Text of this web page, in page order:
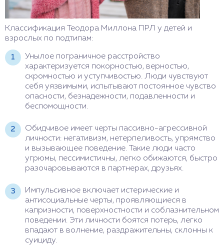
Классификация Теодора Миллона ПРЛ у детей и
взрослых по подтипам:
Унылое пограничное расстройство
характеризуется покорностью, верностью,
скромностью и уступчивостью. Люди чувствуют
себя уязвимыми, испытывают постоянное чувство
опасности, безнадежности, подавленности и
беспомощности.
Обидчивое имеет черты пассивно-агрессивной
личности: негативизм, нетерпеливость, упрямство
и вызывающее поведение. Такие люди часто
угрюмы, пессимистичны, легко обижаются, быстро
разочаровываются в партнерах, друзьях.
Импульсивное включает истерические и
антисоциальные черты, проявляющиеся в
капризности, поверхностности и соблазнительном
поведении. Эти личности боятся потерь, легко
впадают в волнение, раздражительны, склонны к
суициду.